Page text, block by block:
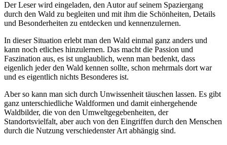
Der Leser wird eingeladen, den Autor auf seinem Spaziergang
durch den Wald zu begleiten und mit ihm die Schönheiten, Details
und Besonderheiten zu entdecken und kennenzulernen.
In dieser Situation erlebt man den Wald einmal ganz anders und
kann noch etliches hinzulernen. Das macht die Passion und
Faszination aus, es ist unglaublich, wenn man bedenkt, dass
eigenlich jeder den Wald kennen sollte, schon mehrmals dort war
und es eigentlich nichts Besonderes ist.
Aber so kann man sich durch Unwissenheit täuschen lassen. Es gibt
ganz unterschiedliche Waldformen und damit einhergehende
Waldbilder, die von den Umweltgegebenheiten, der
Standortsvielfalt, aber auch von den Eingriffen durch den Menschen
durch die Nutzung verschiedenster Art abhängig sind.